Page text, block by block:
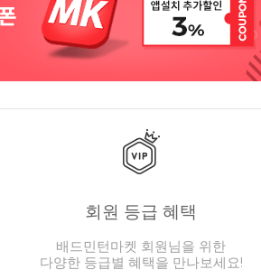
회원 등급 혜택
배드민턴마켓 회원님을 위한
다양한 등급별 혜택을 만나보세요!